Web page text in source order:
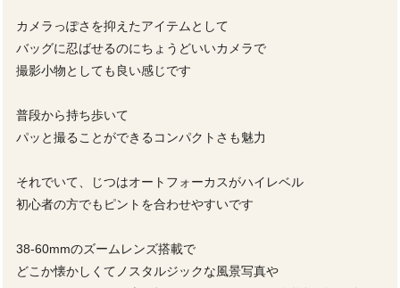
カメラっぽさを抑えたアイテムとして
バッグに忍ばせるのにちょうどいいカメラで
撮影小物としても良い感じです
普段から持ち歩いて
パッと撮ることができるコンパクトさも魅力
それでいて、じつはオートフォーカスがハイレベル
初心者の方でもピントを合わせやすいです
38-60mmのズームレンズ搭載で
どこか懐かしくてノスタルジックな風景写真や